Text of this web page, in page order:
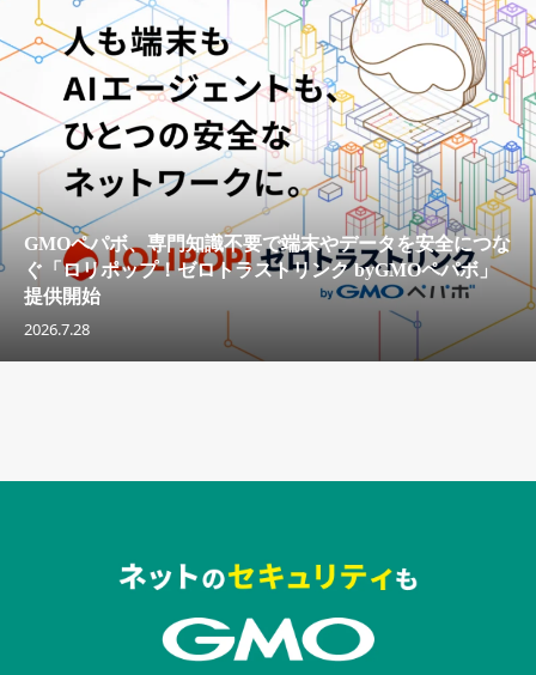
GMOペパボ、専門知識不要で端末やデータを安全につな
ぐ「ロリポップ！ゼロトラストリンク byGMOペパボ」
提供開始
2026.7.28
セキュリティキャンペーンでのバナー